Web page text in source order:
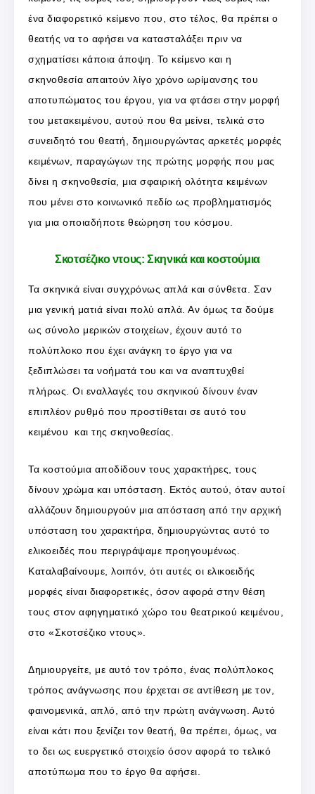
ένα διαφορετικό κείμενο που, στο τέλος, θα πρέπει ο
θεατής να το αφήσει να κατασταλάξει πριν να
σχηματίσει κάποια άποψη. Το κείμενο και η
σκηνοθεσία απαιτούν λίγο χρόνο ωρίμανσης του
αποτυπώματος του έργου, για να φτάσει στην μορφή
του μετακειμένου, αυτού που θα μείνει, τελικά στο
συνειδητό του θεατή, δημιουργώντας αρκετές μορφές
κειμένων, παραγώγων της πρώτης μορφής που μας
δίνει η σκηνοθεσία, μια σφαιρική ολότητα κειμένων
που μένει στο κοινωνικό πεδίο ως προβληματισμός
για μια οποιαδήποτε θεώρηση του κόσμου.
Σκοτσέζικο ντους: Σκηνικά και κοστούμια
Τα σκηνικά είναι συγχρόνως απλά και σύνθετα. Σαν
μια γενική ματιά είναι πολύ απλά. Αν όμως τα δούμε
ως σύνολο μερικών στοιχείων, έχουν αυτό το
πολύπλοκο που έχει ανάγκη το έργο για να
ξεδιπλώσει τα νοήματά του και να αναπτυχθεί
πλήρως. Οι εναλλαγές του σκηνικού δίνουν έναν
επιπλέον ρυθμό που προστίθεται σε αυτό του
κειμένου και της σκηνοθεσίας.
Τα κοστούμια αποδίδουν τους χαρακτήρες, τους
δίνουν χρώμα και υπόσταση. Εκτός αυτού, όταν αυτοί
αλλάζουν δημιουργούν μια απόσταση από την αρχική
υπόσταση του χαρακτήρα, δημιουργώντας αυτό το
ελικοειδές που περιγράψαμε προηγουμένως.
Καταλαβαίνουμε, λοιπόν, ότι αυτές οι ελικοειδής
μορφές είναι διαφορετικές, όσον αφορά στην θέση
τους στον αφηγηματικό χώρο του θεατρικού κειμένου,
στο «Σκοτσέζικο ντους».
Δημιουργείτε, με αυτό τον τρόπο, ένας πολύπλοκος
τρόπος ανάγνωσης που έρχεται σε αντίθεση με τον,
φαινομενικά, απλό, από την πρώτη ανάγνωση. Αυτό
είναι κάτι που ξενίζει τον θεατή, θα πρέπει, όμως, να
το δει ως ευεργετικό στοιχείο όσον αφορά το τελικό
αποτύπωμα που το έργο θα αφήσει.